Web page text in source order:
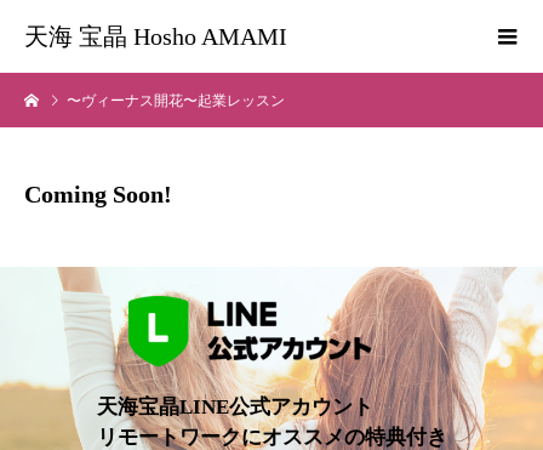
天海 宝晶 Hosho AMAMI
〜ヴィーナス開花〜起業レッスン
Coming Soon!
天海宝晶LINE公式アカウント
リモートワークにオススメの特典付き